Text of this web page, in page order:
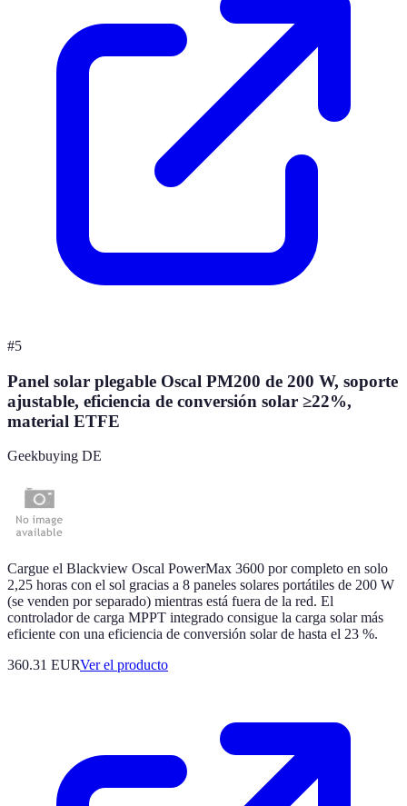
#5
Panel solar plegable Oscal PM200 de 200 W, soporte
ajustable, eficiencia de conversión solar ≥22%,
material ETFE
Geekbuying DE
Cargue el Blackview Oscal PowerMax 3600 por completo en solo
2,25 horas con el sol gracias a 8 paneles solares portátiles de 200 W
(se venden por separado) mientras está fuera de la red. El
controlador de carga MPPT integrado consigue la carga solar más
eficiente con una eficiencia de conversión solar de hasta el 23 %.
360.31 EURVer el producto